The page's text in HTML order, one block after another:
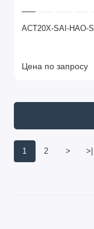
ACT20X-SAI-HAO-S
Цена по запросу
1 2 > >|